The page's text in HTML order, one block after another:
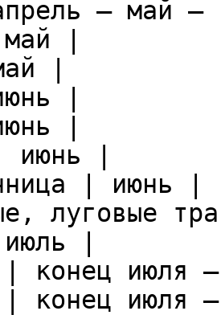
— май —
|
|
|
|
июнь |
| июнь |
луговые
|
| конец июля
| конец июля